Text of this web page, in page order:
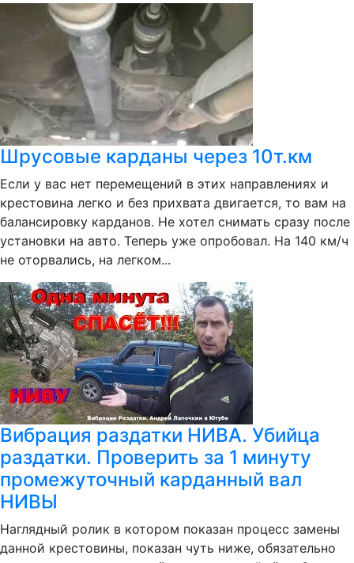
Шрусовые карданы через 10т.км
Если у вас нет перемещений в этих направлениях и
крестовина легко и без прихвата двигается, то вам на
балансировку карданов. Не хотел снимать сразу после
установки на авто. Теперь уже опробовал. На 140 км/ч
не оторвались, на легком...
Вибрация раздатки НИВА. Убийца
раздатки. Проверить за 1 минуту
промежуточный карданный вал
НИВЫ
Наглядный ролик в котором показан процесс замены
данной крестовины, показан чуть ниже, обязательно